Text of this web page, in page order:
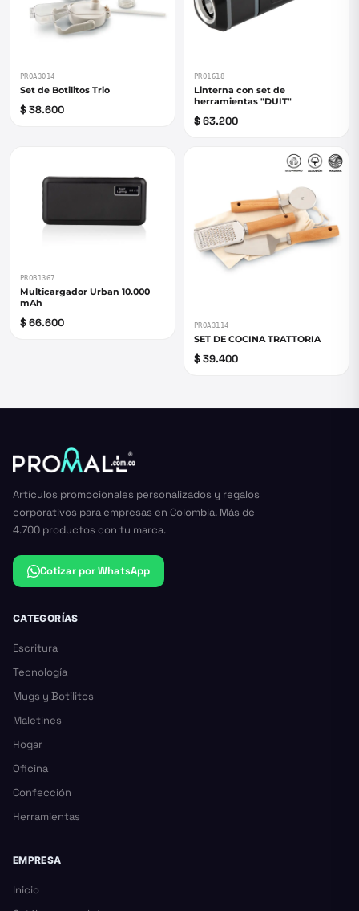
PROA3014
Set de Botilitos Trio
$ 38.600
PRO1618
Linterna con set de
herramientas "DUIT"
$ 63.200
PROB1367
Multicargador Urban 10.000
mAh
$ 66.600 PROA3114
SET DE COCINA TRATTORIA
$ 39.400
Artículos promocionales personalizados y regalos
corporativos para empresas en Colombia. Más de
4.700 productos con tu marca.
Cotizar por WhatsApp
CATEGORÍAS
Escritura
Tecnología
Mugs y Botilitos
Maletines
Hogar
Oficina
Confección
Herramientas
EMPRESA
Inicio